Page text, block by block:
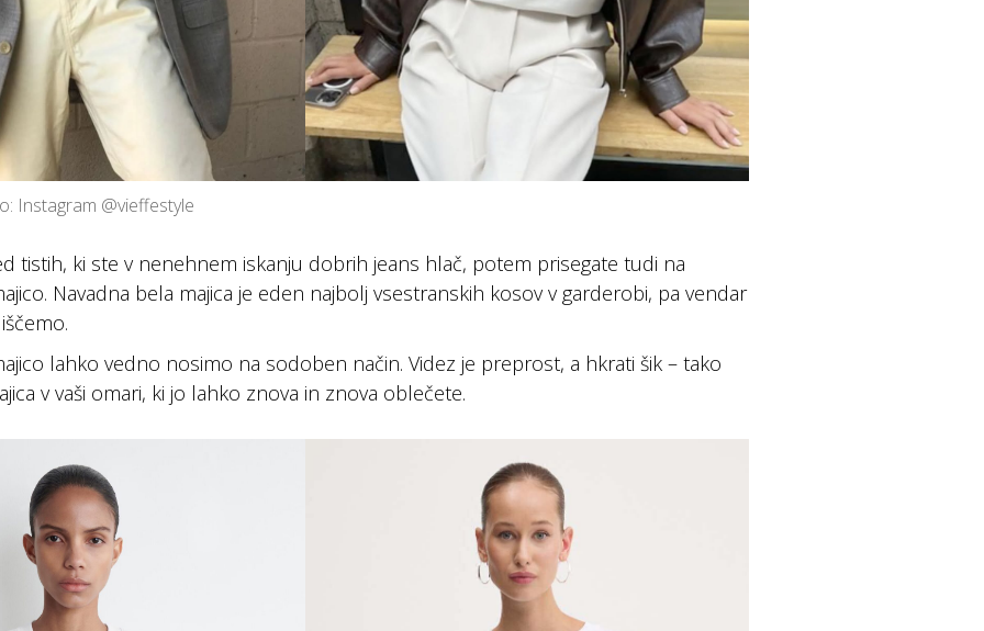
Instagram @vieffestyle
tistih, ki ste v nenehnem iskanju dobrih jeans hlač, potem prisegate tudi na
Navadna bela majica je eden najbolj vsestranskih kosov v garderobi, pa vendar
lahko vedno nosimo na sodoben način. Videz je preprost, a hkrati šik – tako
v vaši omari, ki jo lahko znova in znova oblečete.